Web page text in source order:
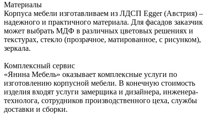
Материалы
Корпуса мебели изготавливаем из ЛДСП Egger (Австрия) –
надежного и практичного материала. Для фасадов заказчик
может выбрать МДФ в различных цветовых решениях и
текстурах, стекло (прозрачное, матированное, с рисунком),
зеркала.
Комплексный сервис
«Янина Мебель» оказывает комплексные услуги по
изготовлению корпусной мебели. В конечную стоимость
изделия входят услуги замерщика и дизайнера, инженера-
технолога, сотрудников производственного цеха, службы
доставки и сборки.